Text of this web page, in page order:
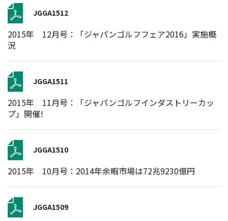
JGGA1512
2015年 12月号：「ジャパンゴルフフェア2016」実施概
況
JGGA1511
2015年 11月号：「ジャパンゴルフインダストリーカッ
プ」開催!
JGGA1510
2015年 10月号：2014年余暇市場は72兆9230億円
JGGA1509